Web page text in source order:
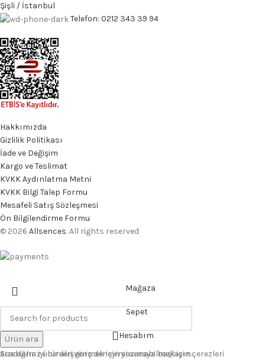
Şişli / İstanbul
Telefon: 0212 343 39 94
Hakkımızda
Gizlilik Politikası
İade ve Değişim
Kargo ve Teslimat
KVKK Aydınlatma Metni
KVKK Bilgi Talep Formu
Mesafeli Satış Sözleşmesi
Ön Bilgilendirme Formu
© 2026 Allsences. All rights reserved
Ürün ara
Aradığınız ürünleri görmek için yazmaya başlayın.
Mağaza
Sepet
Hesabım
Size daha iyi bir alışveriş deneyimi sunabilmek için çerezleri